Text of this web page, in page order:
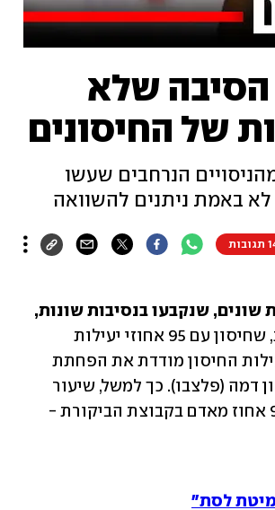
הסיבה שלא
של החיסונים
הנרחבים שעשו
לא באמת ניתנים להשוואה